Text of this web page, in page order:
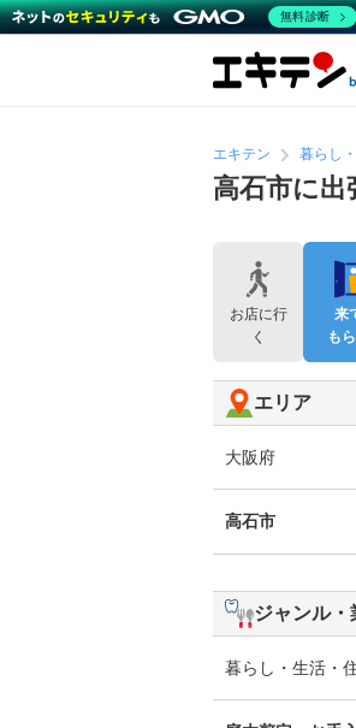
エキテン 暮らし
高石市に出
お店に行
く
来
も
エリア
大阪府
高石市
ジャンル・
暮らし・生活・
無料診断